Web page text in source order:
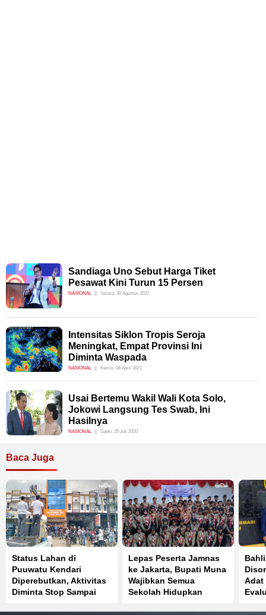
Sandiaga Uno Sebut Harga Tiket
Pesawat Kini Turun 15 Persen
NASIONAL Selasa, 30 Agustus 2022
Intensitas Siklon Tropis Seroja
Meningkat, Empat Provinsi Ini
Diminta Waspada
NASIONAL Kamis, 08 April 2021
Usai Bertemu Wakil Wali Kota Solo,
Jokowi Langsung Tes Swab, Ini
Hasilnya
NASIONAL Sabtu, 25 Juli 2020
Baca Juga
Status Lahan di
Puuwatu Kendari
Diperebutkan, Aktivitas
Diminta Stop Sampai
Lepas Peserta Jamnas
ke Jakarta, Bupati Muna
Wajibkan Semua
Sekolah Hidupkan
Adat